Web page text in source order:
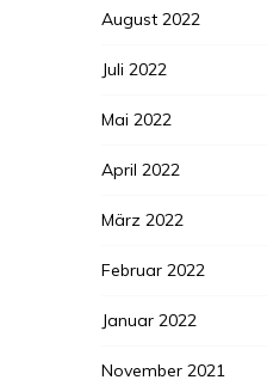
August 2022
Juli 2022
Mai 2022
April 2022
März 2022
Februar 2022
Januar 2022
November 2021